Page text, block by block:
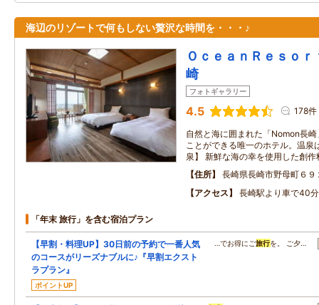
海辺のリゾートで何もしない贅沢な時間を・・・♪
ＯｃｅａｎＲｅｓｏ
崎
フォトギャラリー
4.5 178件
自然と海に囲まれた「Nomon長
ことができる唯一のホテル。温泉
泉】 新鮮な海の幸を使用した創
住所
長崎県長崎市野母町６９
アクセス
長崎駅より車で40分
「年末 旅行」を含む宿泊プラン
【早割・料理UP】30日前の予約で一番人気
のコースがリーズナブルに♪『早割エクスト
ラプラン』
ポイントUP
…でお得にご旅行を。 ご夕…